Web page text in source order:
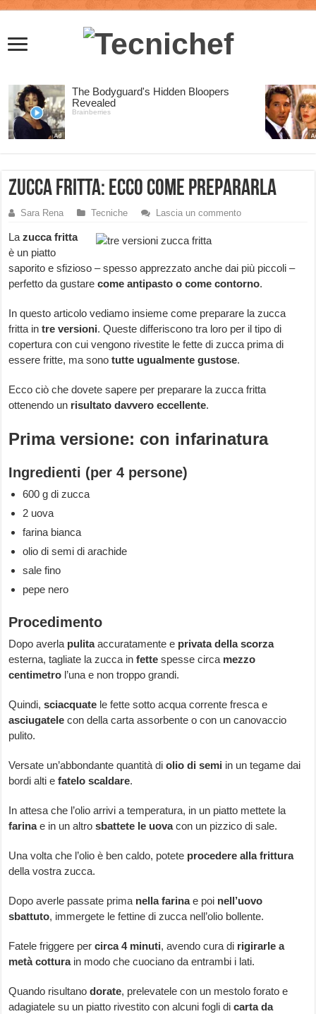
Zucca fritta: ecco come prepararla
Sara Rena Tecniche Lascia un commento
Lazucca fritta
è un piatto
saporito e sfizioso – spesso apprezzato anche dai più piccoli –
perfetto da gustarecome antipasto o come contorno.
In questo articolo vediamo insieme come preparare la zucca
fritta intre versioni. Queste differiscono tra loro per il tipo di
copertura con cui vengono rivestite le fette di zucca prima di
essere fritte, ma sonotutte ugualmente gustose.
Ecco ciò che dovete sapere per preparare la zucca fritta
ottenendo un risultato davvero eccellente.
Prima versione: con infarinatura
Ingredienti (per 4 persone)
600 g di zucca
2 uova
farina bianca
olio di semi di arachide
sale fino
pepe nero
Procedimento
Dopo averla pulitaaccuratamente e privata della scorza
esterna, tagliate la zucca infette spesse circa mezzo
centimetro l’una e non troppo grandi.
Quindi,sciacquate le fette sotto acqua corrente fresca e
asciugatele con della carta assorbente o con un canovaccio
pulito.
Versate un’abbondante quantità di olio di semi in un tegame dai
bordi alti e fatelo scaldare.
In attesa che l’olio arrivi a temperatura, in un piatto mettete la
farinae in un altrosbattete le uovacon un pizzico di sale.
Una volta che l’olio è ben caldo, potete procedere alla frittura
della vostra zucca.
Dopo averle passate prima nella farinae poi nell’uovo
sbattuto, immergete le fettine di zucca nell’olio bollente.
Fatele friggere percirca 4 minuti, avendo cura di rigirarle a
metà cotturain modo che cuociano da entrambi i lati.
Quando risultano dorate, prelevatele con un mestolo forato e
adagiatele su un piatto rivestito con alcuni fogli dicarta da